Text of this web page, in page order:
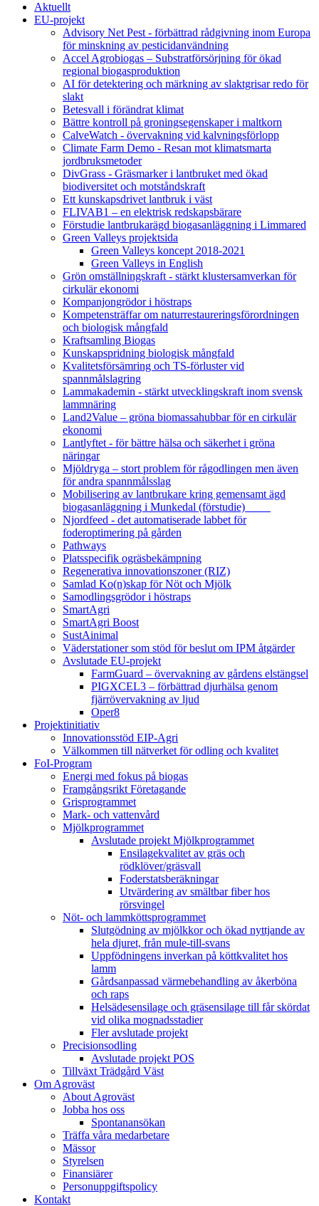
Aktuellt
EU-projekt
Advisory Net Pest - förbättrad rådgivning inom Europa
för minskning av pesticidanvändning
Accel Agrobiogas – Substratförsörjning för ökad
regional biogasproduktion
AI för detektering och märkning av slaktgrisar redo för
slakt
Betesvall i förändrat klimat
Bättre kontroll på groningsegenskaper i maltkorn
CalveWatch - övervakning vid kalvningsförlopp
Climate Farm Demo - Resan mot klimatsmarta
jordbruksmetoder
DivGrass - Gräsmarker i lantbruket med ökad
biodiversitet och motståndskraft
Ett kunskapsdrivet lantbruk i väst
FLIVAB1 – en elektrisk redskapsbärare
Förstudie lantbrukarägd biogasanläggning i Limmared
Green Valleys projektsida
Green Valleys koncept 2018-2021
Green Valleys in English
Grön omställningskraft - stärkt klustersamverkan för
cirkulär ekonomi
Kompanjongrödor i höstraps
Kompetensträffar om naturrestaureringsförordningen
och biologisk mångfald
Kraftsamling Biogas
Kunskapspridning biologisk mångfald
Kvalitetsförsämring och TS-förluster vid
spannmålslagring
Lammakademin - stärkt utvecklingskraft inom svensk
lammnäring
Land2Value – gröna biomassahubbar för en cirkulär
ekonomi
Lantlyftet - för bättre hälsa och säkerhet i gröna
näringar
Mjöldryga – stort problem för rågodlingen men även
för andra spannmålsslag
Mobilisering av lantbrukare kring gemensamt ägd
biogasanläggning i Munkedal (förstudie)
Njordfeed - det automatiserade labbet för
foderoptimering på gården
Pathways
Platsspecifik ogräsbekämpning
Regenerativa innovationszoner (RIZ)
Samlad Ko(n)skap för Nöt och Mjölk
Samodlingsgrödor i höstraps
SmartAgri
SmartAgri Boost
SustAinimal
Väderstationer som stöd för beslut om IPM åtgärder
Avslutade EU-projekt
FarmGuard – övervakning av gårdens elstängsel
PIGXCEL3 – förbättrad djurhälsa genom
fjärrövervakning av ljud
Oper8
Projektinitiativ
Innovationsstöd EIP-Agri
Välkommen till nätverket för odling och kvalitet
FoI-Program
Energi med fokus på biogas
Framgångsrikt Företagande
Grisprogrammet
Mark- och vattenvård
Mjölkprogrammet
Avslutade projekt Mjölkprogrammet
Ensilagekvalitet av gräs och
rödklöver/gräsvall
Foderstatsberäkningar
Utvärdering av smältbar fiber hos
rörsvingel
Nöt- och lammköttsprogrammet
Slutgödning av mjölkkor och ökad nyttjande av
hela djuret, från mule-till-svans
Uppfödningens inverkan på köttkvalitet hos
lamm
Gårdsanpassad värmebehandling av åkerböna
och raps
Helsädesensilage och gräsensilage till får skördat
vid olika mognadsstadier
Fler avslutade projekt
Precisionsodling
Avslutade projekt POS
Tillväxt Trädgård Väst
Om Agroväst
About Agroväst
Jobba hos oss
Spontanansökan
Träffa våra medarbetare
Mässor
Styrelsen
Finansiärer
Personuppgiftspolicy
Kontakt